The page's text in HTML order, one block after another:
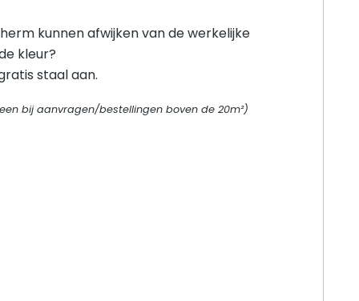
kunnen afwijken van de werkelijke
kleur?
staal aan.
bij aanvragen/bestellingen boven de 20m²)